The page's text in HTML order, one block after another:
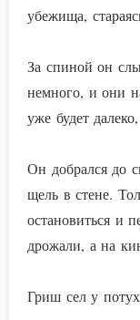
убежища,
За спиной он
немного, и они
уже будет
Он добрался до
щель в стене.
остановиться и
дрожали, а на
Гриш сел у